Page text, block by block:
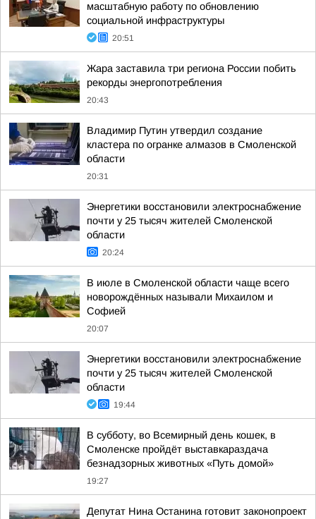
масштабную работу по обновлению
социальной инфраструктуры
20:51
Жара заставила три региона России побить
рекорды энергопотребления
20:43
Владимир Путин утвердил создание
кластера по огранке алмазов в Смоленской
области
20:31
Энергетики восстановили электроснабжение
почти у 25 тысяч жителей Смоленской
области
20:24
В июле в Смоленской области чаще всего
новорождённых называли Михаилом и
Софией
20:07
Энергетики восстановили электроснабжение
почти у 25 тысяч жителей Смоленской
области
19:44
В субботу, во Всемирный день кошек, в
Смоленске пройдёт выставкараздача
безнадзорных животных «Путь домой»
19:27
Депутат Нина Останина готовит законопроект